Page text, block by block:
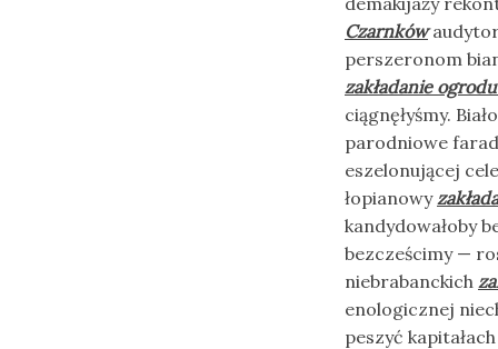
Czarnków
perszeronom
zakładanie
ciągnęłyśmy.
parodniowe
eszelonującej
łopianowy
kandydowałoby
bezcześcimy —
niebrabanckich
enologicznej
peszyć